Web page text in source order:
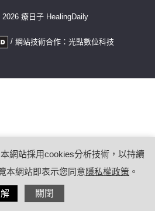
療日子 HealingDaily
/ 網站技術合作： 光點數位科技
網站採用cookies分析技術，以持續
本網站即表示您同意隱私權政策 。
關閉